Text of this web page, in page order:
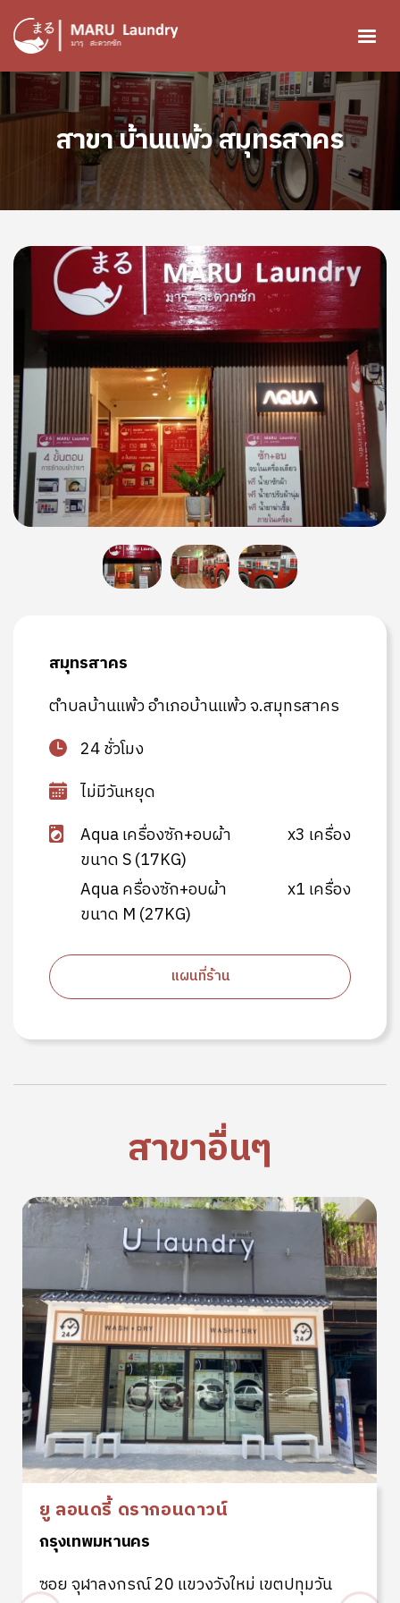
ข้ามไปยังเนื้อหาหลัก
Image
สาขา บ้านแพ้ว สมุทรสาคร
Image
Image
Image
Image
สมุทรสาคร
ตำบลบ้านแพ้ว อำเภอบ้านแพ้ว จ.สมุทรสาคร
24 ชั่วโมง
ไม่มีวันหยุด
Aqua เครื่องซัก+อบผ้า
ขนาด S (17KG)
x3 เครื่อง
Aqua ครื่องซัก+อบผ้า
ขนาด M (27KG)
x1 เครื่อง
แผนที่ร้าน
สาขาอื่นๆ
ยู ลอนดรี้ ดรากอนดาวน์
กรุงเทพมหานคร
ซอย จุฬาลงกรณ์ 20 แขวงวังใหม่ เขตปทุมวัน